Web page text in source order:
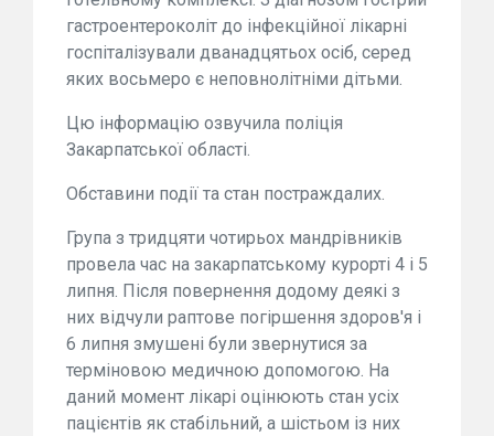
гастроентероколіт до інфекційної лікарні
госпіталізували дванадцятьох осіб, серед
яких восьмеро є неповнолітніми дітьми.
Цю інформацію озвучила поліція
Закарпатської області.
Обставини події та стан постраждалих.
Група з тридцяти чотирьох мандрівників
провела час на закарпатському курорті 4 і 5
липня. Після повернення додому деякі з
них відчули раптове погіршення здоров'я і
6 липня змушені були звернутися за
терміновою медичною допомогою. На
даний момент лікарі оцінюють стан усіх
пацієнтів як стабільний, а шістьом із них